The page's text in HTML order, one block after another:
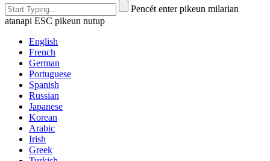
Pencét enter pikeun milarian
atanapi ESC pikeun nutup
English
French
German
Portuguese
Spanish
Russian
Japanese
Korean
Arabic
Irish
Greek